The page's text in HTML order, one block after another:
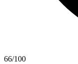
66/100